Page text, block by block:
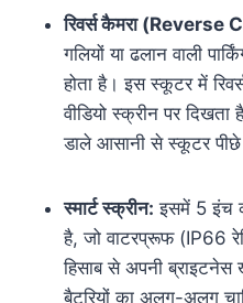
रिवर्स कैमरा (Reverse
गलियों या ढलान वाली
होता है। इस स्कूटर में
वीडियो स्क्रीन पर
डाले आसानी से स्कूटर
स्मार्ट स्क्रीन: इसमें 5 इंच
है, जो वाटरप्रूफ (IP66
हिसाब से अपनी
बैटरियों का अलग-अलग